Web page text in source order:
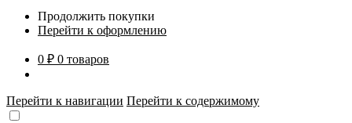
Продолжить покупки
Перейти к оформлению
0 ₽ 0 товаров
Перейти к навигации Перейти к содержимому